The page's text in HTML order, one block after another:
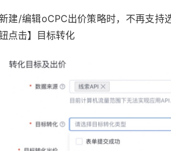
建/编辑oCPC出价策略时，不再支持
点击】目标转化